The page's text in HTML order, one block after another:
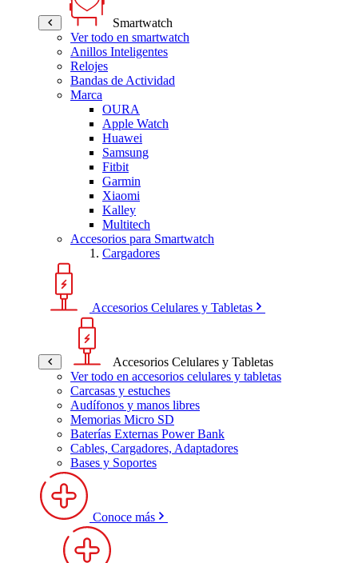
Smartwatch
Ver todo en smartwatch
Anillos Inteligentes
Relojes
Bandas de Actividad
Marca
OURA
Apple Watch
Huawei
Samsung
Fitbit
Garmin
Xiaomi
Kalley
Multitech
Accesorios para Smartwatch
Cargadores
Accesorios Celulares y Tabletas
Accesorios Celulares y Tabletas
Ver todo en accesorios celulares y tabletas
Carcasas y estuches
Audífonos y manos libres
Memorias Micro SD
Baterías Externas Power Bank
Cables, Cargadores, Adaptadores
Bases y Soportes
Conoce más